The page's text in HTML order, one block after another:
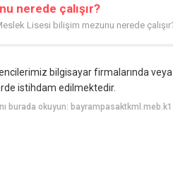
nerede çalışır?
Lisesi bilişim mezunu nerede
bilgisayar firmalarında
istihdam edilmektedir.
burada okuyun: